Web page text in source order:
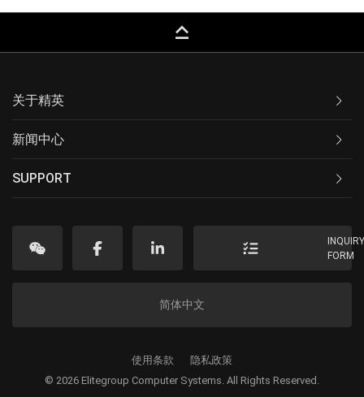
keyboard_capslock
关于精英
新闻中心
SUPPORT
FORM
简体中文
© 2026 Elitegroup Computer Systems. All Rights Reserved.
使用条款 隐私政策